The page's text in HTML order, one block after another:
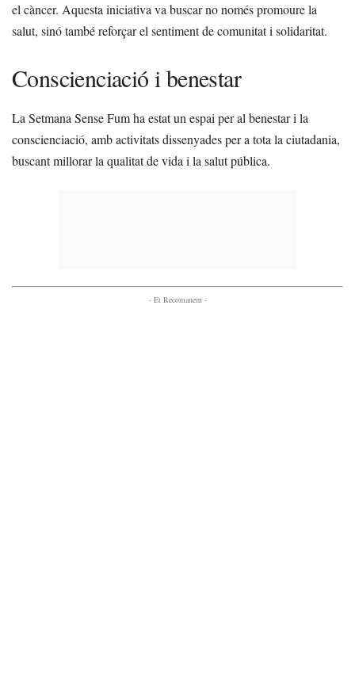
el càncer. Aquesta iniciativa va buscar no només promoure la
salut, sinó també reforçar el sentiment de comunitat i solidaritat.
Conscienciació i benestar
La Setmana Sense Fum ha estat un espai per al benestar i la
conscienciació, amb activitats dissenyades per a tota la ciutadania,
buscant millorar la qualitat de vida i la salut pública.
- Et Recomanem -